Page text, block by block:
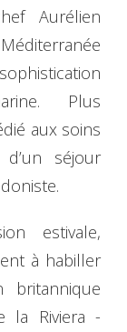
Aurélien
Plus
aux soins
séjour
estivale,
à habiller
britannique
la Riviera -